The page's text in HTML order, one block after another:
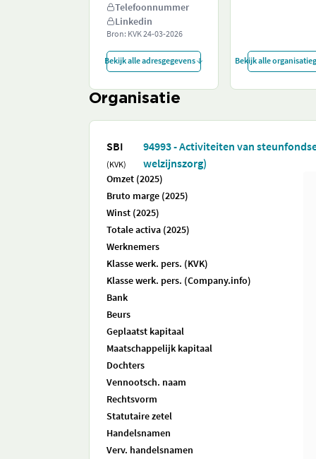
Telefoonnummer
Linkedin
Bron: KVK24-03-2026
Bekijk alle adresgegevens Bekijk alle
Organisatie
SBI
(KVK)
94993 - Activiteiten van
welzijnszorg)
Omzet (2025)
Bruto marge (2025)
Winst (2025)
Totale activa (2025)
Werknemers
Klasse werk. pers. (KVK)
Klasse werk. pers. (Company.info)
Bank
Beurs
Geplaatst kapitaal
Maatschappelijk kapitaal
Dochters
Vennootsch. naam
Rechtsvorm
Statutaire zetel
Handelsnamen
Verv. handelsnamen